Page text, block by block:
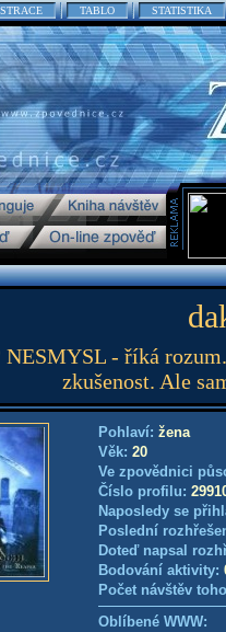
TABLO STATISTIKA
NESMYSL - říká
zkušenost. Ale
Pohlaví: žena
Věk: 20
Ve zpovědnici
Číslo profilu:
Naposledy se
Poslední
Doteď napsal
Bodování aktivity:
Počet návštěv
Oblíbené WWW: